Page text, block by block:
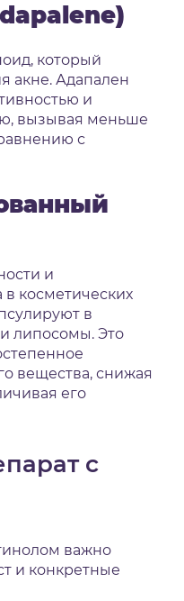
который
акне. Адапален
и
вызывая меньше
с
и
косметических
в
липосомы. Это
вещества, снижая
его
с
важно
и конкретные